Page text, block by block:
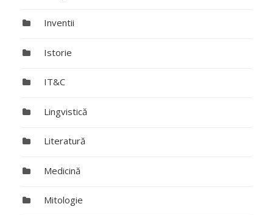
Inventii
Istorie
IT&C
Lingvistică
Literatură
Medicină
Mitologie